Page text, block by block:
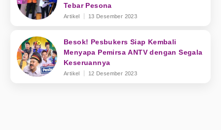
Tebar Pesona
Artikel 13 Desember 2023
Besok! Pesbukers Siap Kembali
Menyapa Pemirsa ANTV dengan Segala
Keseruannya
Artikel 12 Desember 2023